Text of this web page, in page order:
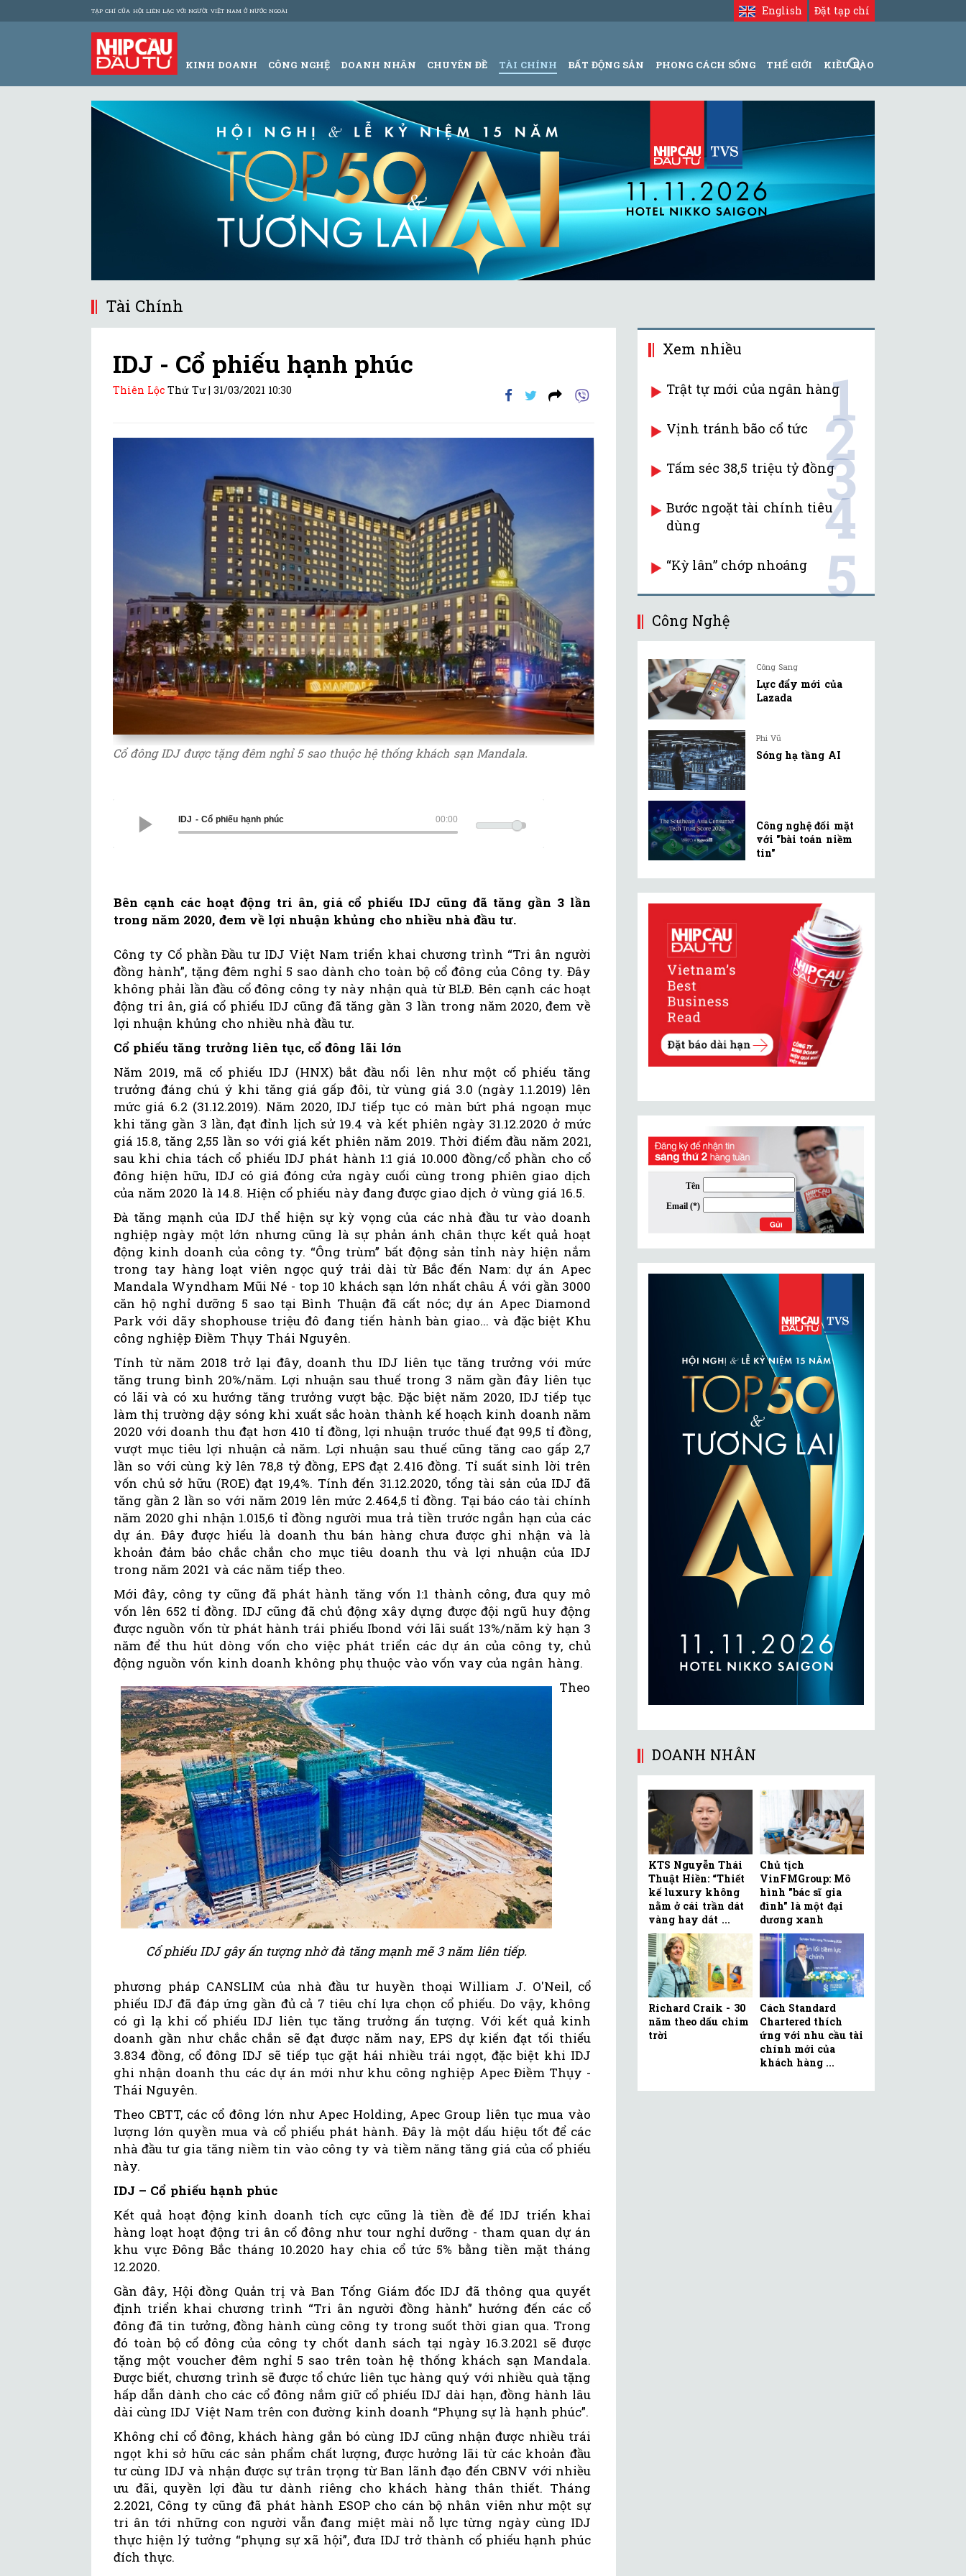
TẠP CHÍ CỦA HỘI LIÊN LẠC VỚI NGƯỜI VIỆT NAM Ở NƯỚC NGOÀI Đặt tạp chí
English
KINH DOANH CÔNG NGHỆ DOANH NHÂN CHUYÊN ĐỀ TÀI CHÍNH BẤT ĐỘNG SẢN PHONG CÁCH SỐNG THẾ GIỚI KIỀU BÀO
Tài Chính
IDJ - Cổ phiếu hạnh phúc
Thiên Lộc Thứ Tư |31/03/2021 10:30
Cổ đông IDJ được tặng đêm nghỉ 5 sao thuộc hệ thống khách sạn Mandala.
00:00
IDJ - Cổ phiếu hạnh phúc
Bên cạnh các hoạt động tri ân, giá cổ phiếu IDJ cũng đã tăng gần 3 lần
trong năm 2020, đem về lợi nhuận khủng cho nhiều nhà đầu tư.
Công ty Cổ phần Đầu tư IDJ Việt Nam triển khai chương trình “Tri ân người
đồng hành”, tặng đêm nghỉ 5 sao dành cho toàn bộ cổ đông của Công ty. Đây
không phải lần đầu cổ đông công ty này nhận quà từ BLĐ. Bên cạnh các hoạt
động tri ân, giá cổ phiếu IDJ cũng đã tăng gần 3 lần trong năm 2020, đem về
lợi nhuận khủng cho nhiều nhà đầu tư.
Cổ phiếu tăng trưởng liên tục, cổ đông lãi lớn
Năm 2019, mã cổ phiếu IDJ (HNX) bắt đầu nổi lên như một cổ phiếu tăng
trưởng đáng chú ý khi tăng giá gấp đôi, từ vùng giá 3.0 (ngày 1.1.2019) lên
mức giá 6.2 (31.12.2019). Năm 2020, IDJ tiếp tục có màn bứt phá ngoạn mục
khi tăng gần 3 lần, đạt đỉnh lịch sử 19.4 và kết phiên ngày 31.12.2020 ở mức
giá 15.8, tăng 2,55 lần so với giá kết phiên năm 2019. Thời điểm đầu năm 2021,
sau khi chia tách cổ phiếu IDJ phát hành 1:1 giá 10.000 đồng/cổ phần cho cổ
đông hiện hữu, IDJ có giá đóng cửa ngày cuối cùng trong phiên giao dịch
của năm 2020 là 14.8. Hiện cổ phiếu này đang được giao dịch ở vùng giá 16.5.
Đà tăng mạnh của IDJ thể hiện sự kỳ vọng của các nhà đầu tư vào doanh
nghiệp ngày một lớn nhưng cũng là sự phản ánh chân thực kết quả hoạt
động kinh doanh của công ty. “Ông trùm” bất động sản tỉnh này hiện nắm
trong tay hàng loạt viên ngọc quý trải dài từ Bắc đến Nam: dự án Apec
Mandala Wyndham Mũi Né - top 10 khách sạn lớn nhất châu Á với gần 3000
căn hộ nghỉ dưỡng 5 sao tại Bình Thuận đã cất nóc; dự án Apec Diamond
Park với dãy shophouse triệu đô đang tiến hành bàn giao... và đặc biệt Khu
công nghiệp Điềm Thụy Thái Nguyên.
Tính từ năm 2018 trở lại đây, doanh thu IDJ liên tục tăng trưởng với mức
tăng trung bình 20%/năm. Lợi nhuận sau thuế trong 3 năm gần đây liên tục
có lãi và có xu hướng tăng trưởng vượt bậc. Đặc biệt năm 2020, IDJ tiếp tục
làm thị trường dậy sóng khi xuất sắc hoàn thành kế hoạch kinh doanh năm
2020 với doanh thu đạt hơn 410 tỉ đồng, lợi nhuận trước thuế đạt 99,5 tỉ đồng,
vượt mục tiêu lợi nhuận cả năm. Lợi nhuận sau thuế cũng tăng cao gấp 2,7
lần so với cùng kỳ lên 78,8 tỷ đồng, EPS đạt 2.416 đồng. Tỉ suất sinh lời trên
vốn chủ sở hữu (ROE) đạt 19,4%. Tính đến 31.12.2020, tổng tài sản của IDJ đã
tăng gần 2 lần so với năm 2019 lên mức 2.464,5 tỉ đồng. Tại báo cáo tài chính
năm 2020 ghi nhận 1.015,6 tỉ đồng người mua trả tiền trước ngắn hạn của các
dự án. Đây được hiểu là doanh thu bán hàng chưa được ghi nhận và là
khoản đảm bảo chắc chắn cho mục tiêu doanh thu và lợi nhuận của IDJ
trong năm 2021 và các năm tiếp theo.
Mới đây, công ty cũng đã phát hành tăng vốn 1:1 thành công, đưa quy mô
vốn lên 652 tỉ đồng. IDJ cũng đã chủ động xây dựng được đội ngũ huy động
được nguồn vốn từ phát hành trái phiếu Ibond với lãi suất 13%/năm kỳ hạn 3
năm để thu hút dòng vốn cho việc phát triển các dự án của công ty, chủ
động nguồn vốn kinh doanh không phụ thuộc vào vốn vay của ngân hàng.
Cổ phiếu IDJ gây ấn tượng nhờ đà tăng mạnh mẽ 3 năm liên tiếp.
Theo
phương pháp CANSLIM của nhà đầu tư huyền thoại William J. O'Neil, cổ
phiếu IDJ đã đáp ứng gần đủ cả 7 tiêu chí lựa chọn cổ phiếu. Do vậy, không
có gì lạ khi cổ phiếu IDJ liên tục tăng trưởng ấn tượng. Với kết quả kinh
doanh gần như chắc chắn sẽ đạt được năm nay, EPS dự kiến đạt tối thiểu
3.834 đồng, cổ đông IDJ sẽ tiếp tục gặt hái nhiều trái ngọt, đặc biệt khi IDJ
ghi nhận doanh thu các dự án mới như khu công nghiệp Apec Điềm Thụy -
Thái Nguyên.
Theo CBTT, các cổ đông lớn như Apec Holding, Apec Group liên tục mua vào
lượng lớn quyền mua và cổ phiếu phát hành. Đây là một dấu hiệu tốt để các
nhà đầu tư gia tăng niềm tin vào công ty và tiềm năng tăng giá của cổ phiếu
này.
IDJ – Cổ phiếu hạnh phúc
Kết quả hoạt động kinh doanh tích cực cũng là tiền đề để IDJ triển khai
hàng loạt hoạt động tri ân cổ đông như tour nghỉ dưỡng - tham quan dự án
khu vực Đông Bắc tháng 10.2020 hay chia cổ tức 5% bằng tiền mặt tháng
12.2020.
Gần đây, Hội đồng Quản trị và Ban Tổng Giám đốc IDJ đã thông qua quyết
định triển khai chương trình “Tri ân người đồng hành” hướng đến các cổ
đông đã tin tưởng, đồng hành cùng công ty trong suốt thời gian qua. Trong
đó toàn bộ cổ đông của công ty chốt danh sách tại ngày 16.3.2021 sẽ được
tặng một voucher đêm nghỉ 5 sao trên toàn hệ thống khách sạn Mandala.
Được biết, chương trình sẽ được tổ chức liên tục hàng quý với nhiều quà tặng
hấp dẫn dành cho các cổ đông nắm giữ cổ phiếu IDJ dài hạn, đồng hành lâu
dài cùng IDJ Việt Nam trên con đường kinh doanh “Phụng sự là hạnh phúc”.
Không chỉ cổ đông, khách hàng gắn bó cùng IDJ cũng nhận được nhiều trái
ngọt khi sở hữu các sản phẩm chất lượng, được hưởng lãi từ các khoản đầu
tư cùng IDJ và nhận được sự trân trọng từ Ban lãnh đạo đến CBNV với nhiều
ưu đãi, quyền lợi đầu tư dành riêng cho khách hàng thân thiết. Tháng
2.2021, Công ty cũng đã phát hành ESOP cho cán bộ nhân viên như một sự
tri ân tới những con người vẫn đang miệt mài nỗ lực từng ngày cùng IDJ
thực hiện lý tưởng “phụng sự xã hội”, đưa IDJ trở thành cổ phiếu hạnh phúc
đích thực.
Xem nhiều
Trật tự mới của ngân hàng1
Vịnh tránh bão cổ tức 2
Tấm séc 38,5 triệu tỷ đồng3
Bước ngoặt tài chính tiêu
dùng
4
“Kỳ lân” chớp nhoáng 5
Công Nghệ
Công Sang
Lực đẩy mới của
Lazada
Phi Vũ
Sóng hạ tầng AI
Công nghệ đối mặt
với "bài toán niềm
tin"
DOANH NHÂN
KTS Nguyễn Thái
Thuật Hiền: “Thiết
kế luxury không
nằm ở cái trần dát
vàng hay dát ...
Chủ tịch
VinFMGroup: Mô
hình "bác sĩ gia
đình" là một đại
dương xanh
Richard Craik - 30
năm theo dấu chim
trời
Cách Standard
Chartered thích
ứng với nhu cầu tài
chính mới của
khách hàng ...